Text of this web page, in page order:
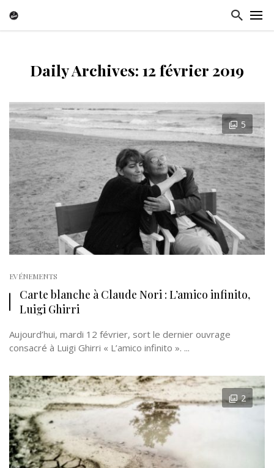
Daily Archives: 12 février 2019
5
EVÉNEMENTS
Carte blanche à Claude Nori : L’amico infinito,
Luigi Ghirri
Aujourd’hui, mardi 12 février, sort le dernier ouvrage
consacré à Luigi Ghirri « L’amico infinito ». ...
2